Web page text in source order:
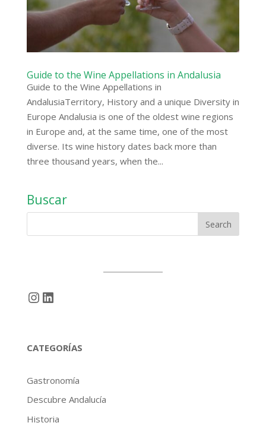
Guide to the Wine Appellations in Andalusia
Guide to the Wine Appellations in
AndalusiaTerritory, History and a unique Diversity in
Europe Andalusia is one of the oldest wine regions
in Europe and, at the same time, one of the most
diverse. Its wine history dates back more than
three thousand years, when the...
Buscar
Instagram
LinkedIn
CATEGORÍAS
Gastronomía
Descubre Andalucía
Historia